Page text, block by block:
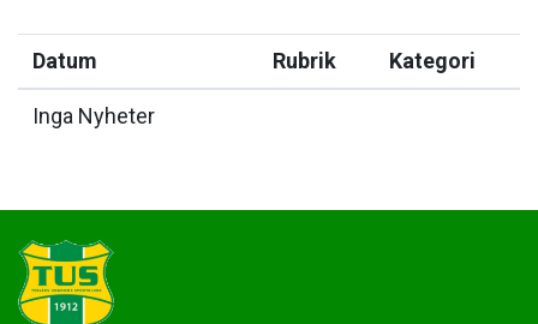
Datum Rubrik Kategori
Inga Nyheter